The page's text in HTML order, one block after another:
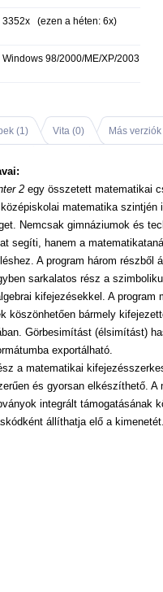
3352x (ezen a héten: 6x)
Windows 98/2000/ME/XP/2003
(1) Vita (0) Más
2 egy összetett matematikai
matematika
Nemcsak gimnáziumok és
segíti, hanem a
A program három részből
sarkalatos rész a
kifejezésekkel. A
köszönhetően bármely
Görbesimítást (élsimítást)
exportálható.
a matematikai
és gyorsan elkészíthető.
integrált támogatásának
állíthatja elő a kimenetét.